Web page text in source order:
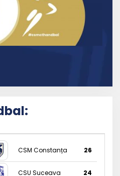
CSM Constanța 26
CSU Suceava 24